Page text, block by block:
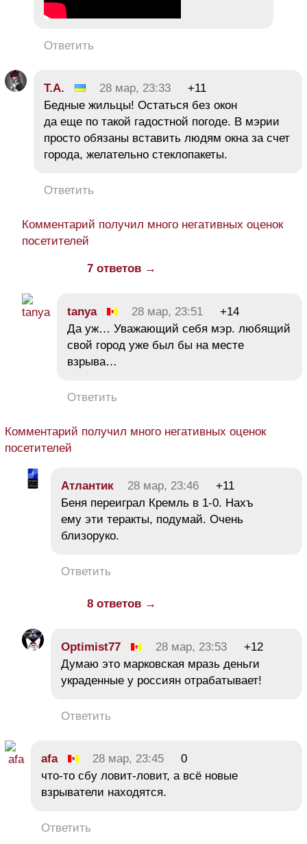
Ответить
Т.А. 28 мар, 23:33
+11
Бедные жильцы! Остаться без окон
да еще по такой гадостной погоде. В мэрии
просто обязаны вставить людям окна за счет
города, желательно стеклопакеты.
Ответить
Комментарий получил много негативных оценок
посетителей
7 ответов →
tanya 28 мар, 23:51
+14
Да уж… Уважающий себя мэр. любящий
свой город уже был бы на месте
взрыва…
Ответить
Комментарий получил много негативных оценок
посетителей
Атлантик 28 мар, 23:46
+11
Беня переиграл Кремль в 1-0. Нахъ
ему эти теракты, подумай. Очень
близоруко.
Ответить
8 ответов →
Optimist77 28 мар, 23:53
+12
Думаю это марковская мразь деньги
украденные у россиян отрабатывает!
Ответить
afa 28 мар, 23:45
0
что-то сбу ловит-ловит, а всё новые
взрыватели находятся.
Ответить